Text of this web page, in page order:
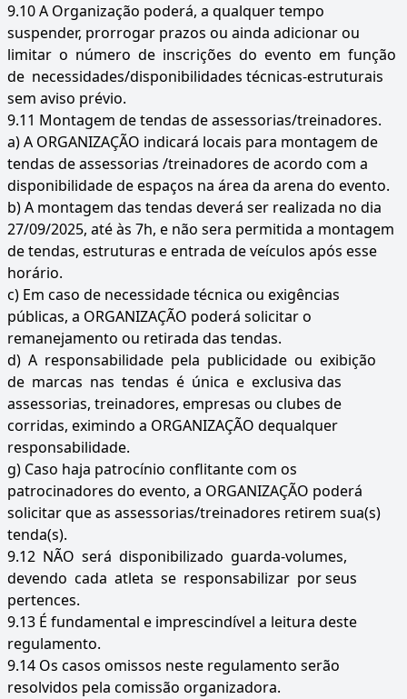
9.10 A Organização poderá, a qualquer tempo
suspender, prorrogar prazos ou ainda adicionar ou
limitar o número de inscrições do evento em função
de necessidades/disponibilidades técnicas-estruturais
sem aviso prévio.
9.11 Montagem de tendas de assessorias/treinadores.
a) A ORGANIZAÇÃO indicará locais para montagem de
tendas de assessorias /treinadores de acordo com a
disponibilidade de espaços na área da arena do evento.
b) A montagem das tendas deverá ser realizada no dia
27/09/2025, até às 7h, e não sera permitida a montagem
de tendas, estruturas e entrada de veículos após esse
horário.
c) Em caso de necessidade técnica ou exigências
públicas, a ORGANIZAÇÃO poderá solicitar o
remanejamento ou retirada das tendas.
d) A responsabilidade pela publicidade ou exibição
de marcas nas tendas é única e exclusiva das
assessorias, treinadores, empresas ou clubes de
corridas, eximindo a ORGANIZAÇÃO dequalquer
responsabilidade.
g) Caso haja patrocínio conflitante com os
patrocinadores do evento, a ORGANIZAÇÃO poderá
solicitar que as assessorias/treinadores retirem sua(s)
tenda(s).
9.12 NÃO será disponibilizado guarda-volumes,
devendo cada atleta se responsabilizar por seus
pertences.
9.13 É fundamental e imprescindível a leitura deste
regulamento.
9.14 Os casos omissos neste regulamento serão
resolvidos pela comissão organizadora.